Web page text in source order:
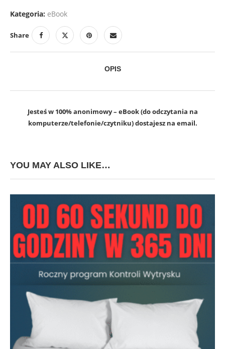
Kategoria: eBook
Share
OPIS
Jesteś w 100% anonimowy – eBook (do odczytania na
komputerze/telefonie/czytniku) dostajesz na email.
YOU MAY ALSO LIKE…